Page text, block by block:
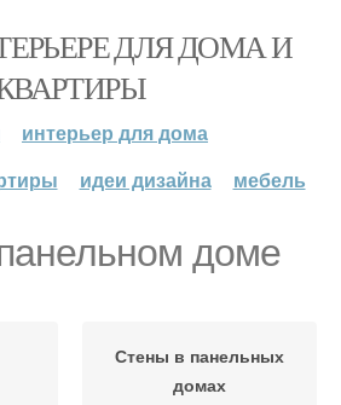
ДЛЯ ДОМА И
интерьер для дома
идеи дизайна мебель
доме
Стены в панельных
домах